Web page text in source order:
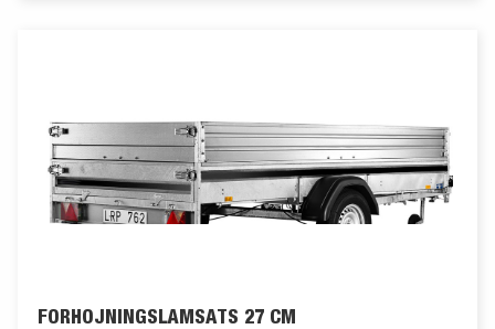
FÖRHÖJNINGSLÄMSATS 27 CM